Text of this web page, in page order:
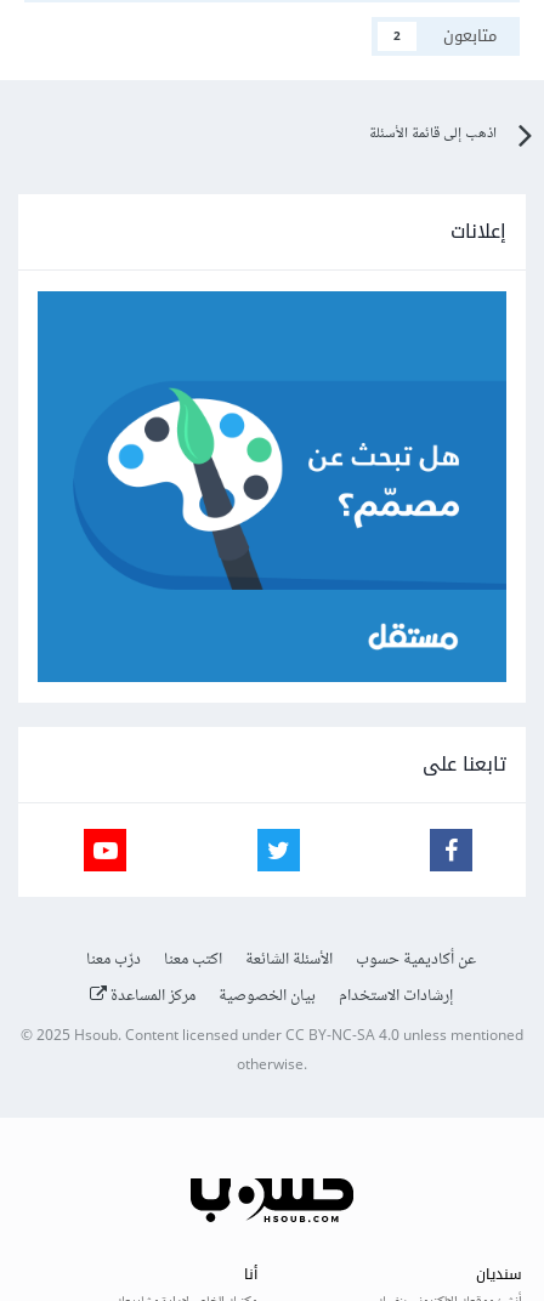
متابعون
2
اذهب إلى قائمة الأسئلة
إعلانات
تابعنا على
عن أكاديمية حسوب الأسئلة الشائعة اكتب معنا
درّب معنا
إرشادات الاستخدام
بيان الخصوصية مركز المساعدة
© 2025Hsoub.Content licensed underCC BY-NC-SA 4.0unless mentioned
otherwise.